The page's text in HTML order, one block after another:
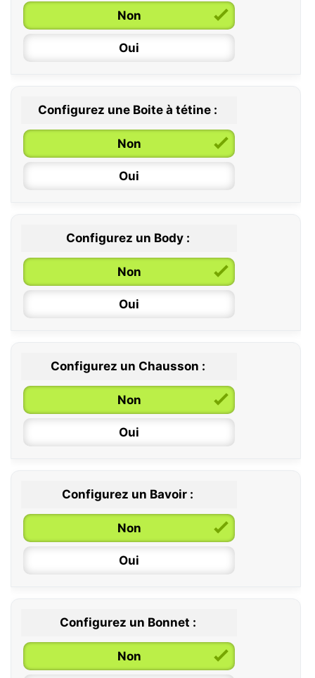
6 / 36 mois
Non
Oui
Configurez une Boite à tétine :
Non
Oui
Configurez un Body :
Non
Oui
0 / 6 mois
6 / 12 mois
12 / 18 mois
Configurez un Chausson :
Non
Oui
Configurez un Bavoir :
Non
Oui
Configurez un Bonnet :
Non